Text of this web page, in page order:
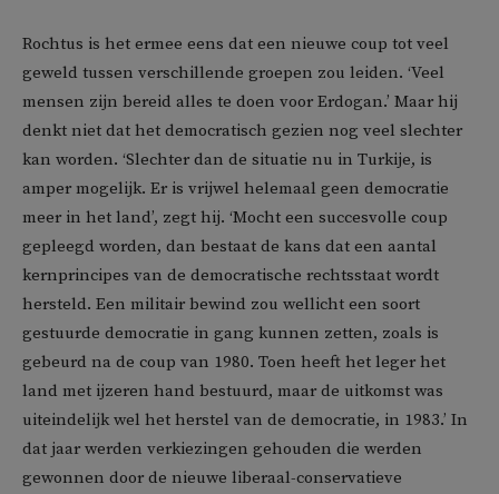
Rochtus is het ermee eens dat een nieuwe coup tot veel
geweld tussen verschillende groepen zou leiden. ‘Veel
mensen zijn bereid alles te doen voor Erdogan.’ Maar hij
denkt niet dat het democratisch gezien nog veel slechter
kan worden. ‘Slechter dan de situatie nu in Turkije, is
amper mogelijk. Er is vrijwel helemaal geen democratie
meer in het land’, zegt hij. ‘Mocht een succesvolle coup
gepleegd worden, dan bestaat de kans dat een aantal
kernprincipes van de democratische rechtsstaat wordt
hersteld. Een militair bewind zou wellicht een soort
gestuurde democratie in gang kunnen zetten, zoals is
gebeurd na de coup van 1980. Toen heeft het leger het
land met ijzeren hand bestuurd, maar de uitkomst was
uiteindelijk wel het herstel van de democratie, in 1983.’ In
dat jaar werden verkiezingen gehouden die werden
gewonnen door de nieuwe liberaal-conservatieve